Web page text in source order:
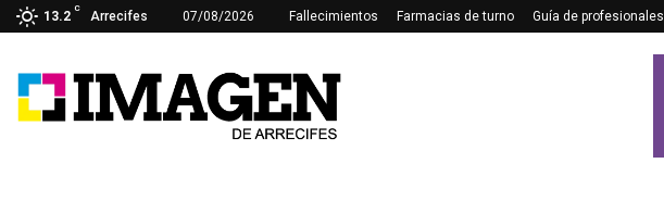
13.2
C
Arrecifes 07/08/2026 Fallecimientos Farmacias de turno Guía de profesionales